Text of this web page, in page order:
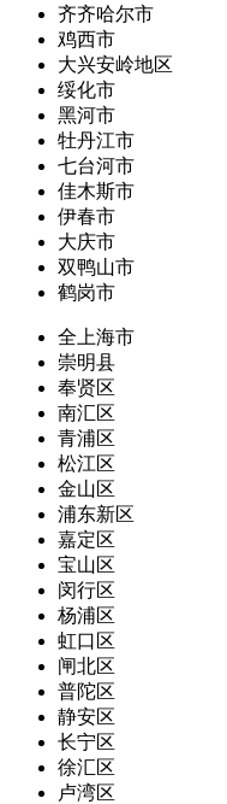
齐齐哈尔市
鸡西市
大兴安岭地区
绥化市
黑河市
牡丹江市
七台河市
佳木斯市
伊春市
大庆市
双鸭山市
鹤岗市
全上海市
崇明县
奉贤区
南汇区
青浦区
松江区
金山区
浦东新区
嘉定区
宝山区
闵行区
杨浦区
虹口区
闸北区
普陀区
静安区
长宁区
徐汇区
卢湾区